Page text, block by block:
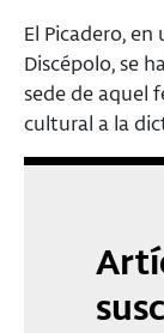
El Picadero,
Discépolo, se
sede de aquel
cultural a la